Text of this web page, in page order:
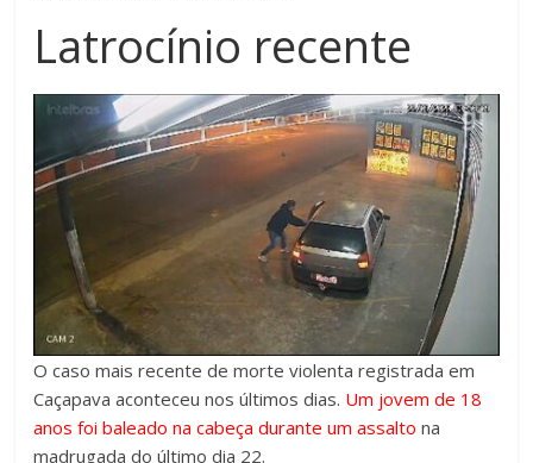
Latrocínio recente
O caso mais recente de morte violenta registrada em
Caçapava aconteceu nos últimos dias. Um jovem de 18
anos foi baleado na cabeça durante um assalto na
madrugada do último dia 22.